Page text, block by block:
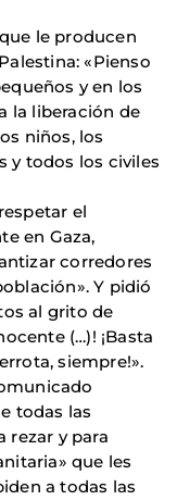
le producen
«Pienso
y en los
la liberación de
niños, los
y todos los civiles
el
en Gaza,
corredores
Y pidió
al grito de
(…)! ¡Basta
siempre!».
todas las
rezar y para
que les
a todas las